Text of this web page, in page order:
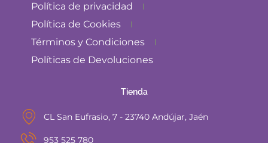
Política de privacidad
Política de Cookies
Términos y Condiciones
Políticas de Devoluciones
Tienda
CL San Eufrasio, 7 - 23740 Andújar, Jaén
953 525 780